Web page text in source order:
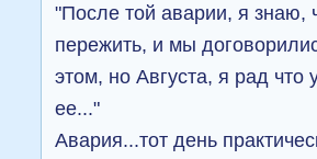
"После той аварии, я знаю,
пережить, и мы
этом, но Августа, я рад
ее..."
Авария...тот день